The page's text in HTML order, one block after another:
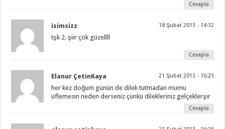
Cevapla
isimsizz 18 Şubat 2013 - 14:32
tşk 2. şiir çok güzellll
Cevapla
Elanur ÇetinKaya 21 Şubat 2013 - 16:25
her kez doğum günün de dilek tutmadan mumu
üflemesin neden derseniz çünkü dilekleriniz gelçeklerşir
Cevapla